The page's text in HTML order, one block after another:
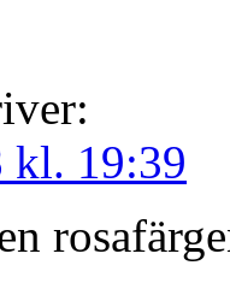
kl. 19:39